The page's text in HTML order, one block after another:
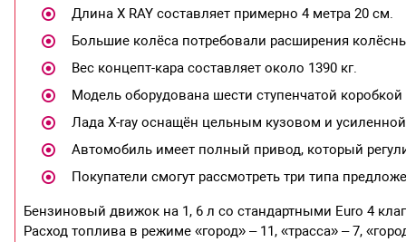
Длина X RAY составляет примерно 4 метра 20 см.
Большие колёса потребовали расширения
Вес концепт-кара составляет около 1390 кг.
Модель оборудована шести ступенчатой коробкой
Лада X-ray оснащён цельным кузовом и
Автомобиль имеет полный привод, который
Покупатели смогут рассмотреть три типа
Бензиновый движок на 1, 6 л со стандартными Euro 4
Расход топлива в режиме «город» – 11, «трасса» – 7,